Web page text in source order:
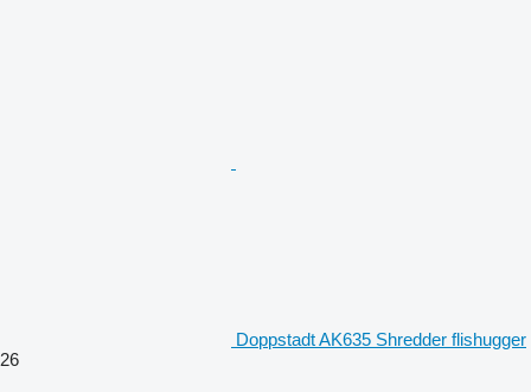
Doppstadt AK635 Shredder flishugger
26